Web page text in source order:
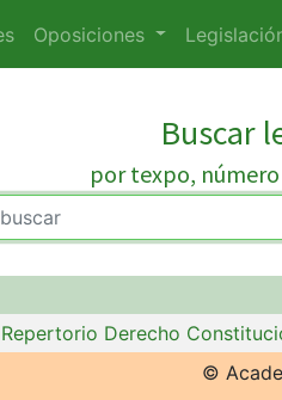
Oposiciones
Buscar
por texpo,
Repertorio Derecho
©